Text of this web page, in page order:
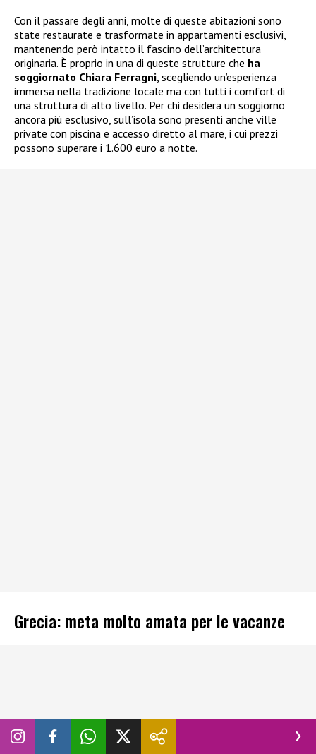
Con il passare degli anni, molte di queste abitazioni sono
state restaurate e trasformate in appartamenti esclusivi,
mantenendo però intatto il fascino dell’architettura
originaria. È proprio in una di queste strutture che ha
soggiornato Chiara Ferragni , scegliendo un’esperienza
immersa nella tradizione locale ma con tutti i comfort di
una struttura di alto livello. Per chi desidera un soggiorno
ancora più esclusivo, sull’isola sono presenti anche ville
private con piscina e accesso diretto al mare, i cui prezzi
possono superare i 1.600 euro a notte.
Grecia: meta molto amata per le vacanze